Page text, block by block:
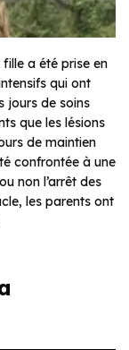
a été prise en
qui ont
jours de soins
que les lésions
de maintien
confrontée à une
non l’arrêt des
les parents ont